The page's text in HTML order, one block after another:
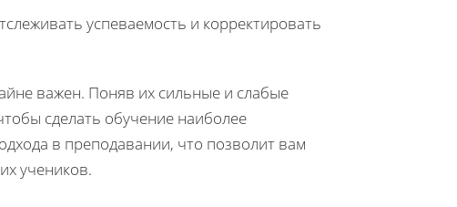
успеваемость и корректировать
важен. Поняв их сильные и слабые
сделать обучение наиболее
в преподавании, что позволит вам
учеников.